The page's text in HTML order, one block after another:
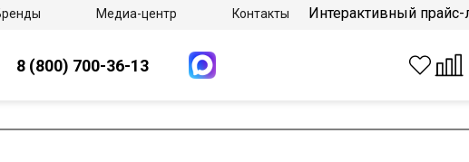
Медиа-центр Контакты Интерактивный прайс-
8 (800) 700-36-13